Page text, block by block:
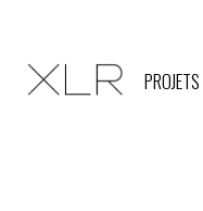
PROJETS